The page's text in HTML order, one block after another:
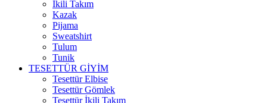
İkili Takım
Kazak
Pijama
Sweatshirt
Tulum
Tunik
TESETTÜR GİYİM
Tesettür Elbise
Tesettür Gömlek
Tesettür İkili Takım